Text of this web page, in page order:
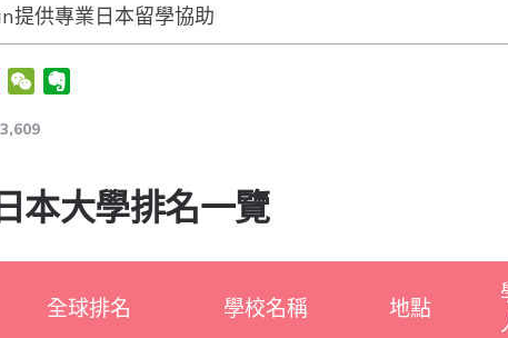
提供專業日本留學協助
Line WeChat
3,609
本大學排名一覽
全球排名 學校名稱 地點